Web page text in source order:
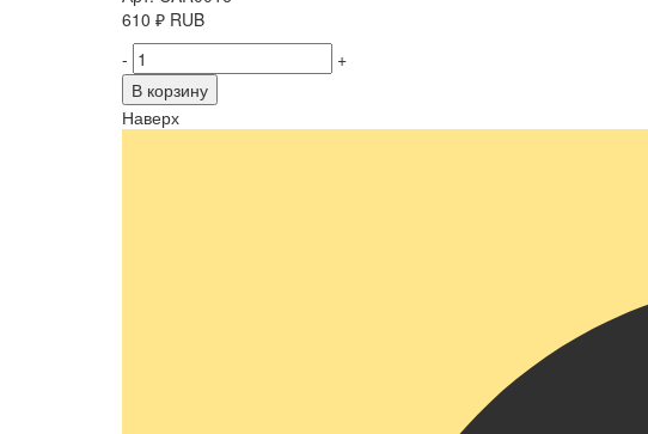
610 ₽ RUB
-
+
В корзину
Наверх